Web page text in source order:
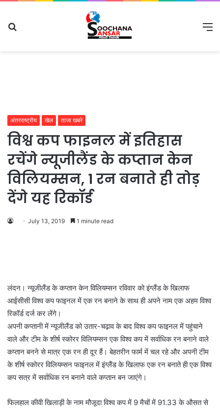
अंतरराष्ट्रीय खेल ताजा खबरे
विश्व कप फाइनल में इतिहास
रचेंगे न्यूजीलैंड के कप्तान केन
विलियम्सन, 1 रन बनाते ही तोड़
देंगे यह रिकॉर्ड
July 13, 2019 1 minute read
लंदन। न्यूजीलैंड के कप्तान केन विलियम्सन रविवार को इंग्लैंड के खिलाफ
आईसीसी विश्व कप फाइनल में एक रन बनाने के साथ ही अपने नाम एक अहम विश्व
रिकॉर्ड दर्ज कर लेंगे।
अपनी कप्तानी में न्यूजीलैंड को उतार-चढ़ाव के बाद विश्व कप फाइनल में पहुंचाने
वाले और टीम के शीर्ष स्कोरर विलियम्सन एक विश्व कप में सर्वाधिक रन बनाने वाले
कप्तान बनने से मात्र एक रन ही दूर हैं। बेहतरीन फार्म में चल रहे और अपनी टीम
के शीर्ष स्कोरर विलियम्सन फाइनल में इंग्लैंड के खिलाफ एक रन बनाते ही एक विश्व
कप सत्र में सर्वाधिक रन बनाने वाले कप्तान बन जाएंगे।
फिलहाल कीवी खिलाड़ी के नाम मौजूदा विश्व कप में 9 मैचों में 91.33 के औसत से